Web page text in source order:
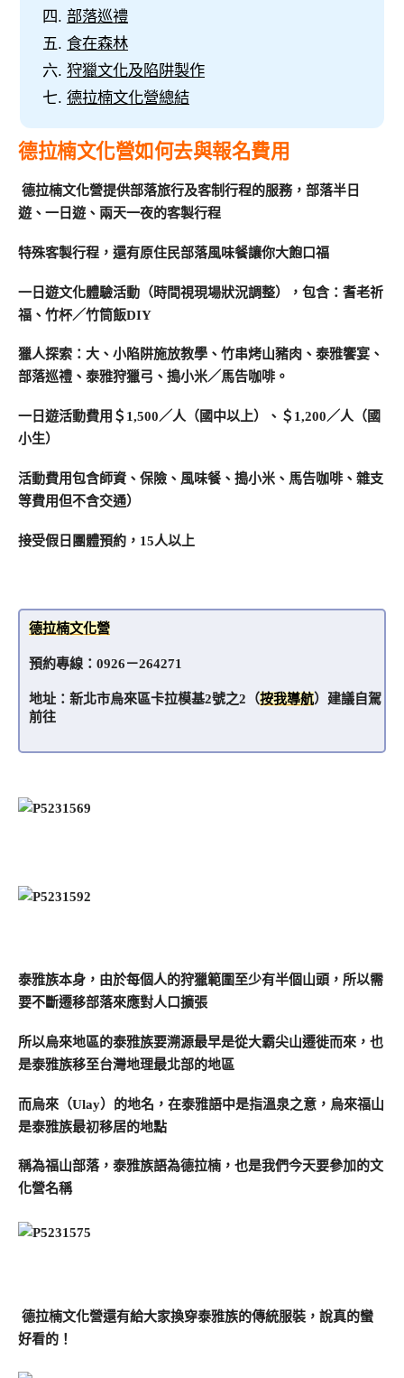
部落巡禮
食在森林
狩獵文化及陷阱製作
德拉楠文化營總結
德拉楠文化營如何去與報名費用
德拉楠文化營提供部落旅行及客制行程的服務，部落半日
遊、一日遊、兩天一夜的客製行程
特殊客製行程，還有原住民部落風味餐讓你大飽口福
一日遊文化體驗活動（時間視現場狀況調整），包含：耆老祈
福、竹杯／竹筒飯DIY
獵人探索：大、小陷阱施放教學、竹串烤山豬肉、泰雅饗宴、
部落巡禮、泰雅狩獵弓、搗小米／馬告咖啡。
一日遊活動費用＄1,500／人（國中以上）、＄1,200／人（國
小生）
活動費用包含師資、保險、風味餐、搗小米、馬告咖啡、雜支
等費用但不含交通）
接受假日團體預約，15人以上
德拉楠文化營
預約專線：0926－264271
地址：新北市烏來區卡拉模基2號之2（按我導航）建議自駕
前往
泰雅族本身，由於每個人的狩獵範圍至少有半個山頭，所以需
要不斷遷移部落來應對人口擴張
所以烏來地區的泰雅族要溯源最早是從大霸尖山遷徙而來，也
是泰雅族移至台灣地理最北部的地區
而烏來（Ulay）的地名，在泰雅語中是指溫泉之意，烏來福山
是泰雅族最初移居的地點
稱為福山部落，泰雅族語為德拉楠，也是我們今天要參加的文
化營名稱
德拉楠文化營還有給大家換穿泰雅族的傳統服裝，說真的蠻
好看的！